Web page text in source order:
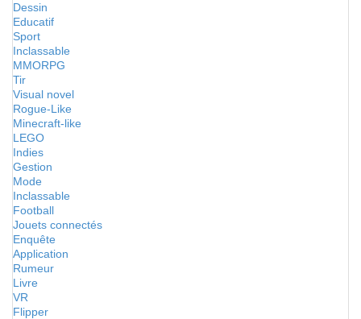
Dessin
Educatif
Sport
Inclassable
MMORPG
Tir
Visual novel
Rogue-Like
Minecraft-like
LEGO
Indies
Gestion
Mode
Inclassable
Football
Jouets connectés
Enquête
Application
Rumeur
Livre
VR
Flipper